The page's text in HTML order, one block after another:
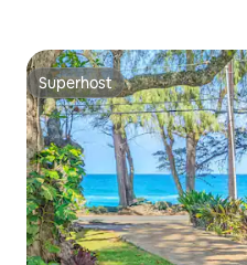
Superhost
Superhost